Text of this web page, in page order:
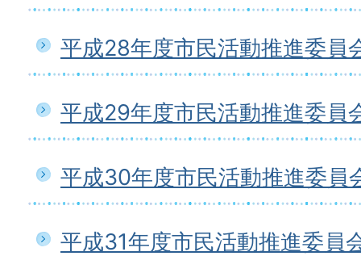
平成28年度市民活動推進委員
平成29年度市民活動推進委員
平成30年度市民活動推進委員
平成31年度市民活動推進委員